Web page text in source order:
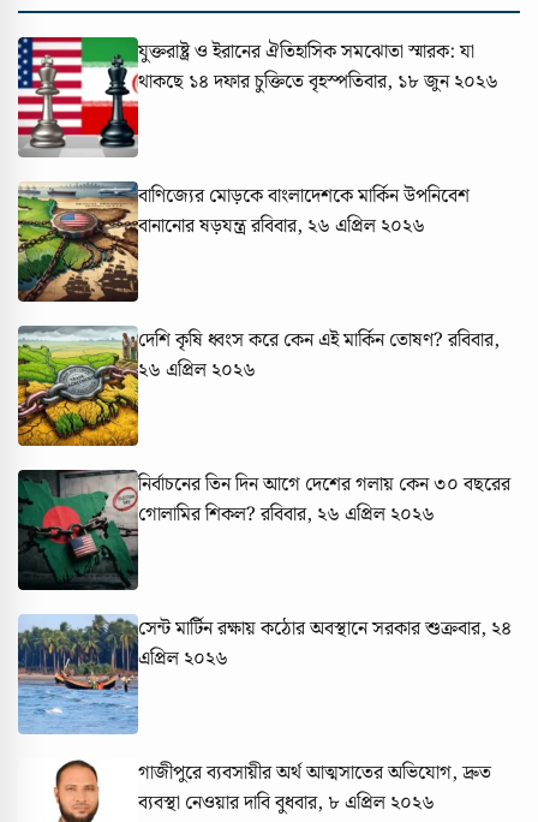
যুক্তরাষ্ট্র ও ইরানের ঐতিহাসিক সমঝোতা স্মারক: যা
থাকছে ১৪ দফার চুক্তিতেবৃহস্পতিবার, ১৮ জুন ২০২৬
বাণিজ্যের মোড়কে বাংলাদেশকে মার্কিন উপনিবেশ
বানানোর ষড়যন্ত্ররবিবার, ২৬ এপ্রিল ২০২৬
দেশি কৃষি ধ্বংস করে কেন এই মার্কিন তোষণ? রবিবার,
২৬ এপ্রিল ২০২৬
নির্বাচনের তিন দিন আগে দেশের গলায় কেন ৩০ বছরের
গোলামির শিকল? রবিবার, ২৬ এপ্রিল ২০২৬
সেন্ট মার্টিন রক্ষায় কঠোর অবস্থানে সরকারশুক্রবার, ২৪
এপ্রিল ২০২৬
গাজীপুরে ব্যবসায়ীর অর্থ আত্মসাতের অভিযোগ, দ্রুত
ব্যবস্থা নেওয়ার দাবিবুধবার, ৮ এপ্রিল ২০২৬